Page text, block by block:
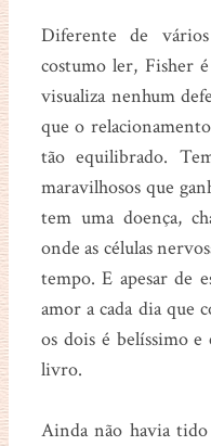
Diferente de vários
costumo ler, Fisher
visualiza nenhum
que o
tão equilibrado.
maravilhosos que
tem uma doença,
onde as células
tempo. E apesar de
amor a cada dia que
os dois é belíssimo
livro.
Ainda não havia